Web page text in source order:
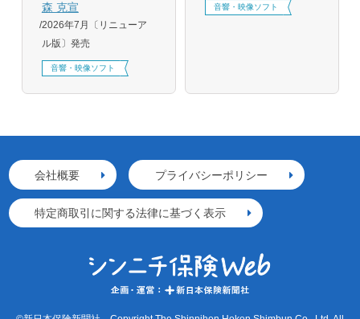
森 克宣
2026年7月〔リニューア
ル版〕発売
音響・映像ソフト
音響・映像ソフト
会社概要 プライバシーポリシー
特定商取引に関する法律に基づく表示